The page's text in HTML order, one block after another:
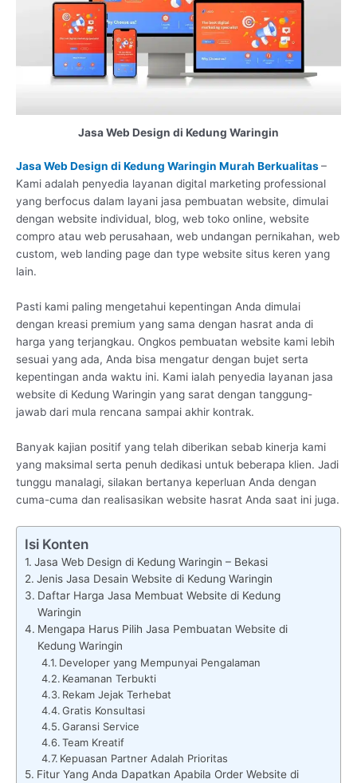
Jasa Web Design di Kedung Waringin
Jasa Web Design di Kedung Waringin Murah Berkualitas–
Kami adalah penyedia layanan digital marketing professional
yang berfocus dalam layani jasa pembuatan website, dimulai
dengan website individual, blog, web toko online, website
compro atau web perusahaan, web undangan pernikahan, web
custom, web landing page dan type website situs keren yang
lain.
Pasti kami paling mengetahui kepentingan Anda dimulai
dengan kreasi premium yang sama dengan hasrat anda di
harga yang terjangkau. Ongkos pembuatan website kami lebih
sesuai yang ada, Anda bisa mengatur dengan bujet serta
kepentingan anda waktu ini. Kami ialah penyedia layanan jasa
website di Kedung Waringin yang sarat dengan tanggung-
jawab dari mula rencana sampai akhir kontrak.
Banyak kajian positif yang telah diberikan sebab kinerja kami
yang maksimal serta penuh dedikasi untuk beberapa klien. Jadi
tunggu manalagi, silakan bertanya keperluan Anda dengan
cuma-cuma dan realisasikan website hasrat Anda saat ini juga.
Isi Konten
Jasa Web Design di Kedung Waringin – Bekasi
Jenis Jasa Desain Website di Kedung Waringin
Daftar Harga Jasa Membuat Website di Kedung
Waringin
Mengapa Harus Pilih Jasa Pembuatan Website di
Kedung Waringin
Developer yang Mempunyai Pengalaman
Keamanan Terbukti
Rekam Jejak Terhebat
Gratis Konsultasi
Garansi Service
Team Kreatif
Kepuasan Partner Adalah Prioritas
Fitur Yang Anda Dapatkan Apabila Order Website di